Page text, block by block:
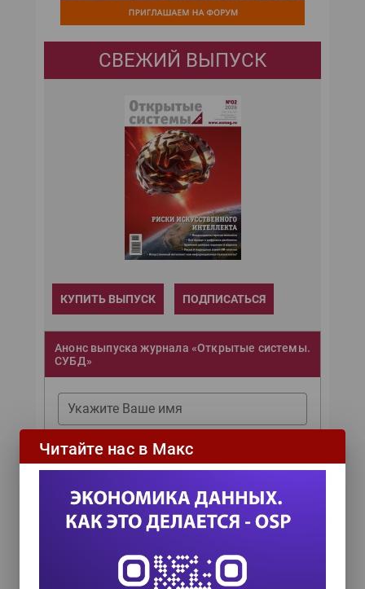
СВЕЖИЙ ВЫПУСК
КУПИТЬ ВЫПУСК ПОДПИСАТЬСЯ
Анонс выпуска журнала «Открытые системы.
СУБД»
Укажите Ваше имя
Укажите Ваш Email
Согласен с политикой обработки
персональных данных
ОТПРАВИТЬ
Читайте нас в Макс